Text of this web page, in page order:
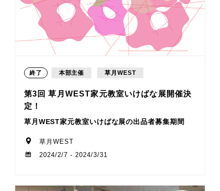
終了 本部主催 草月WEST
第3回 草月WEST家元教室いけばな展開催決
定！
草月WEST家元教室いけばな展の出品者募集期間
草月WEST
2024/2/7 - 2024/3/31